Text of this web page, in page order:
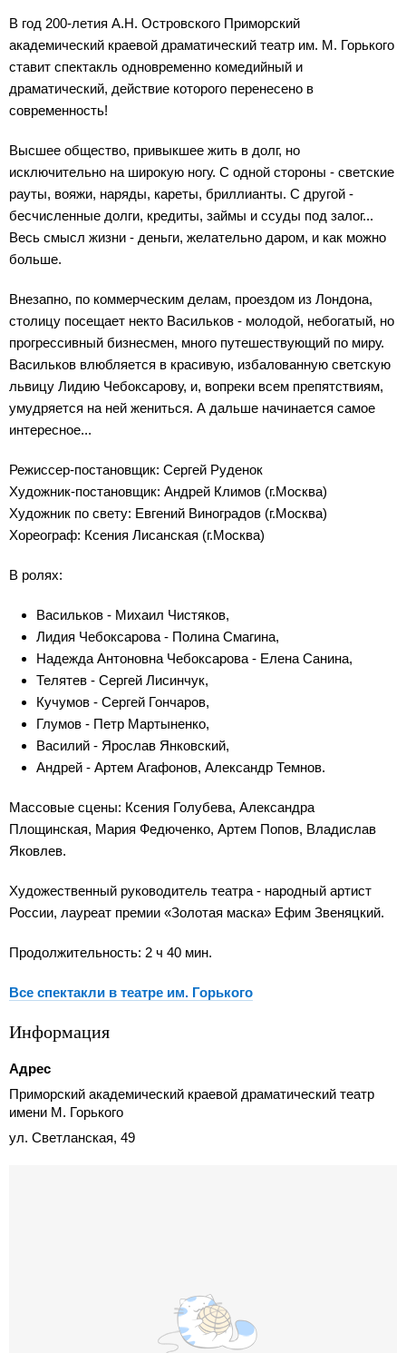
В год 200-летия А.Н. Островского Приморский
академический краевой драматический театр им. М. Горького
ставит спектакль одновременно комедийный и
драматический, действие которого перенесено в
современность!
Высшее общество, привыкшее жить в долг, но
исключительно на широкую ногу. С одной стороны - светские
рауты, вояжи, наряды, кареты, бриллианты. С другой -
бесчисленные долги, кредиты, займы и ссуды под залог...
Весь смысл жизни - деньги, желательно даром, и как можно
больше.
Внезапно, по коммерческим делам, проездом из Лондона,
столицу посещает некто Васильков - молодой, небогатый, но
прогрессивный бизнесмен, много путешествующий по миру.
Васильков влюбляется в красивую, избалованную светскую
львицу Лидию Чебоксарову, и, вопреки всем препятствиям,
умудряется на ней жениться. А дальше начинается самое
интересное...
Режиссер-постановщик: Сергей Руденок
Художник-постановщик: Андрей Климов (г.Москва)
Художник по свету: Евгений Виноградов (г.Москва)
Хореограф: Ксения Лисанская (г.Москва)
В ролях:
Васильков - Михаил Чистяков,
Лидия Чебоксарова - Полина Смагина,
Надежда Антоновна Чебоксарова - Елена Санина,
Телятев - Сергей Лисинчук,
Кучумов - Сергей Гончаров,
Глумов - Петр Мартыненко,
Василий - Ярослав Янковский,
Андрей - Артем Агафонов, Александр Темнов.
Массовые сцены: Ксения Голубева, Александра
Площинская, Мария Федюченко, Артем Попов, Владислав
Яковлев.
Художественный руководитель театра - народный артист
России, лауреат премии «Золотая маска» Ефим Звеняцкий.
Продолжительность: 2 ч 40 мин.
Все спектакли в театре им. Горького
Информация
Адрес
Приморский академический краевой драматический театр
имени М. Горького
ул. Светланская, 49